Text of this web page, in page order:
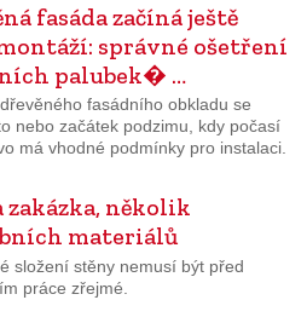
fasáda začíná ještě
správné ošetření
palubek� …
fasádního obkladu se
nebo začátek podzimu, kdy počasí
má vhodné podmínky pro instalaci.
zakázka, několik
materiálů
složení stěny nemusí být před
práce zřejmé.